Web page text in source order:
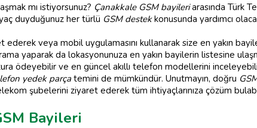
mı istiyorsunuz? Çanakkale GSM bayileriarasında Türk
duyduğunuz her türlü GSM destekkonusunda yardımcı
veya mobil uygulamasını kullanarak size en yakın
yaparak da lokasyonunuza en yakın bayilerin listesine
ödeyebilir ve en güncel akıllı telefon modellerini
yedek parçatemini de mümkündür. Unutmayın, doğru
şubelerini ziyaret ederek tüm ihtiyaçlarınıza çözüm
Bayileri